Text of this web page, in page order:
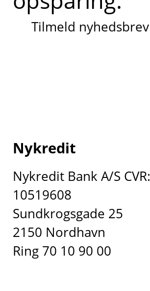
Tilmeld nyhedsbrev
Nykredit
Nykredit Bank A/S CVR:
10519608
Sundkrogsgade 25
2150 Nordhavn
Ring 70 10 90 00